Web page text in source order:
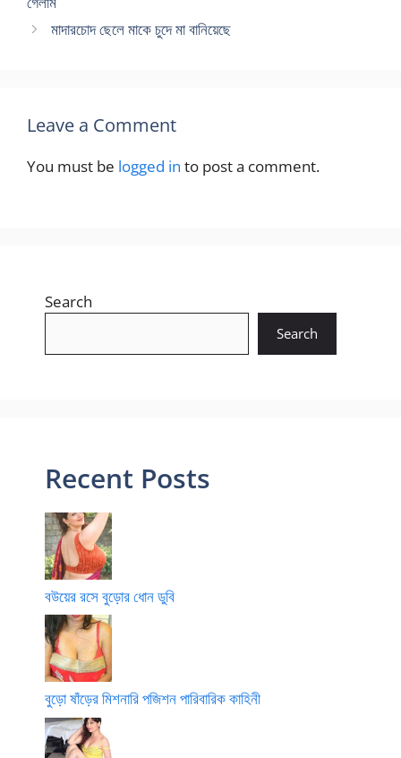
মাদারচোদ ছেলে মাকে চুদে মা বানিয়েছে
Leave a Comment
You must be logged in to post a comment.
Search
Search
Recent Posts
বউয়ের রসে বুড়োর ধোন ডুবি
বুড়ো ষাঁড়ের মিশনারি পজিশন পারিবারিক কাহিনী